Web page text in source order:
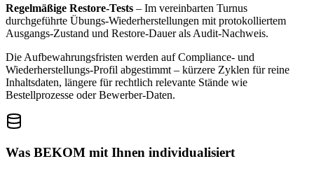
Regelmäßige Restore-Tests – Im vereinbarten Turnus
durchgeführte Übungs-Wiederherstellungen mit protokolliertem
Ausgangs-Zustand und Restore-Dauer als Audit-Nachweis.
Die Aufbewahrungsfristen werden auf Compliance- und
Wiederherstellungs-Profil abgestimmt – kürzere Zyklen für reine
Inhaltsdaten, längere für rechtlich relevante Stände wie
Bestellprozesse oder Bewerber-Daten.
Was BEKOM mit Ihnen individualisiert